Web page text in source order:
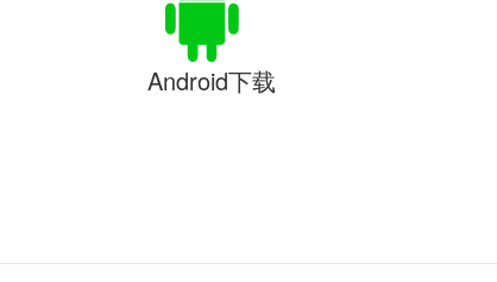
Android下载